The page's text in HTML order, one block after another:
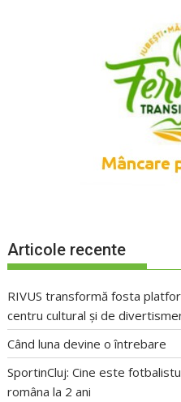
Articole recente
RIVUS transformă fosta
centru cultural și de
Când luna devine o întrebare
SportinCluj: Cine este
româna la 2 ani